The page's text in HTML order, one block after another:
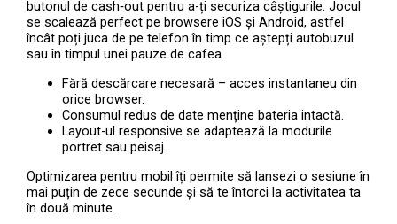
butonul de cash‑out pentru a-ți securiza câștigurile. Jocul
se scalează perfect pe browsere iOS și Android, astfel
încât poți juca de pe telefon în timp ce aștepți autobuzul
sau în timpul unei pauze de cafea.
Fără descărcare necesară – acces instantaneu din
orice browser.
Consumul redus de date menține bateria intactă.
Layout-ul responsive se adaptează la modurile
portret sau peisaj.
Optimizarea pentru mobil îți permite să lansezi o sesiune în
mai puțin de zece secunde și să te întorci la activitatea ta
în două minute.